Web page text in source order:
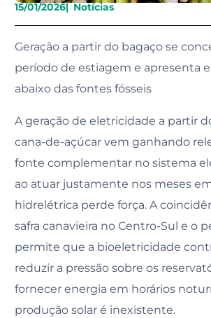
15/01/2026| Notícias
Geração a partir do bagaço se
período de estiagem e apresenta
abaixo das fontes fósseis
A geração de eletricidade a partir
cana-de-açúcar vem ganhando
fonte complementar no sistema
ao atuar justamente nos meses
hidrelétrica perde força. A
safra canavieira no Centro-Sul e o
permite que a bioeletricidade
reduzir a pressão sobre os
fornecer energia em horários
produção solar é inexistente.